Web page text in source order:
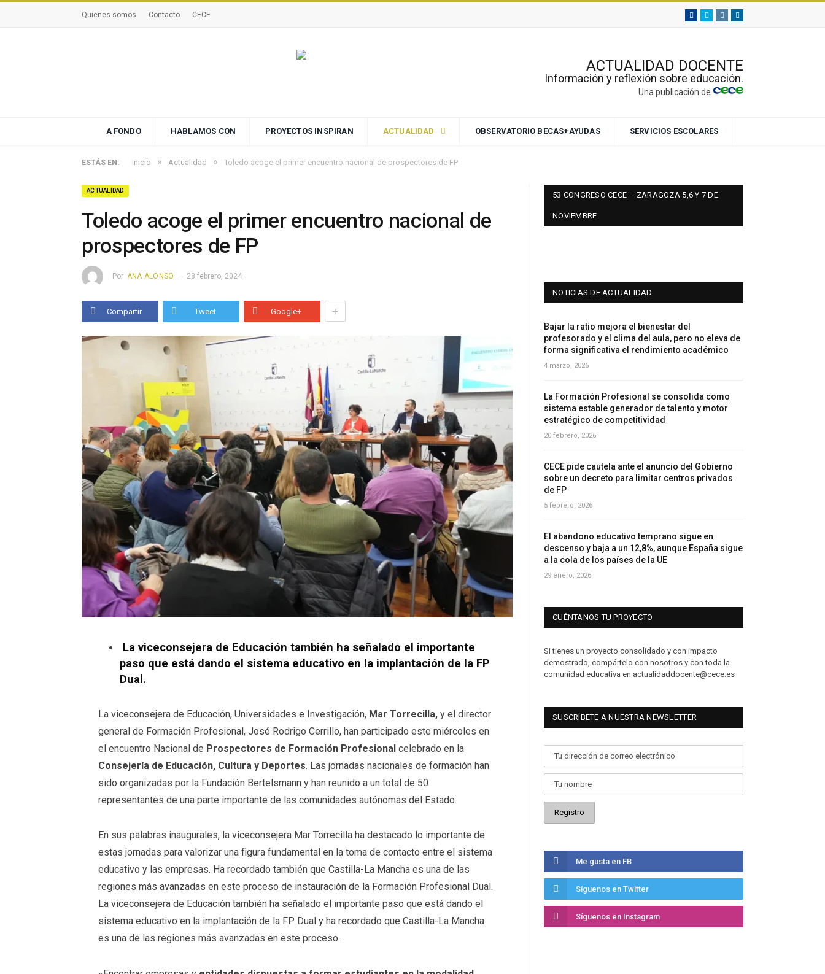
Quienes somos Contacto CECE Facebook
TwitterInstagramLinkedin
ACTUALIDAD DOCENTE
Información y reflexión sobre educación.
Una publicación de
A FONDO HABLAMOS CON PROYECTOS INSPIRAN ACTUALIDAD OBSERVATORIO BECAS+AYUDAS SERVICIOS ESCOLARES
ESTÁS EN: Inicio » Actualidad » Toledo acoge el primer encuentro nacional de prospectores de FP
ACTUALIDAD
Toledo acoge el primer encuentro nacional de
prospectores de FP
Por ANA ALONSO 28 febrero, 2024
Compartir Tweet Google+ +
La viceconsejera de Educación también ha señalado el importante
paso que está dando el sistema educativo en la implantación de la FP
Dual.
La viceconsejera de Educación, Universidades e Investigación, Mar Torrecilla, y el director
general de Formación Profesional, José Rodrigo Cerrillo, han participado este miércoles en
el encuentro Nacional de Prospectores de Formación Profesional celebrado en la
Consejería de Educación, Cultura y Deportes. Las jornadas nacionales de formación han
sido organizadas por la Fundación Bertelsmann y han reunido a un total de 50
representantes de una parte importante de las comunidades autónomas del Estado.
En sus palabras inaugurales, la viceconsejera Mar Torrecilla ha destacado lo importante de
estas jornadas para valorizar una figura fundamental en la toma de contacto entre el sistema
educativo y las empresas. Ha recordado también que Castilla-La Mancha es una de las
regiones más avanzadas en este proceso de instauración de la Formación Profesional Dual.
La viceconsejera de Educación también ha señalado el importante paso que está dando el
sistema educativo en la implantación de la FP Dual y ha recordado que Castilla-La Mancha
es una de las regiones más avanzadas en este proceso.
53 CONGRESO CECE – ZARAGOZA 5,6 Y 7 DE
NOVIEMBRE
NOTICIAS DE ACTUALIDAD
Bajar la ratio mejora el bienestar del
profesorado y el clima del aula, pero no eleva de
forma significativa el rendimiento académico
4 marzo, 2026
La Formación Profesional se consolida como
sistema estable generador de talento y motor
estratégico de competitividad
20 febrero, 2026
CECE pide cautela ante el anuncio del Gobierno
sobre un decreto para limitar centros privados
de FP
5 febrero, 2026
El abandono educativo temprano sigue en
descenso y baja a un 12,8%, aunque España sigue
a la cola de los países de la UE
29 enero, 2026
CUÉNTANOS TU PROYECTO
Si tienes un proyecto consolidado y con impacto
demostrado, compártelo con nosotros y con toda la
comunidad educativa en actualidaddocente@cece.es
SUSCRÍBETE A NUESTRA NEWSLETTER
Me gusta en FB
Síguenos en Twitter
Síguenos en Instagram